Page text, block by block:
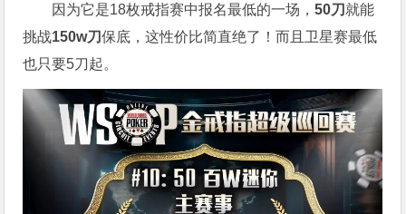
因为它是18枚戒指赛中报名最低的一场，50刀 就能
挑战150w刀保底，这性价比简直绝了！而且卫星赛最低
也只要5刀起。